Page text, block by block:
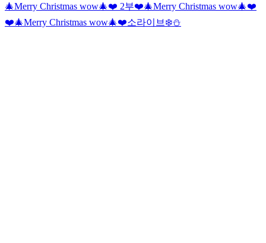
🎄Merry Christmas wow🎄❤️ 2부❤️🎄Merry Christmas wow🎄❤️
❤️🎄Merry Christmas wow🎄❤️소라이브❄️⛄️